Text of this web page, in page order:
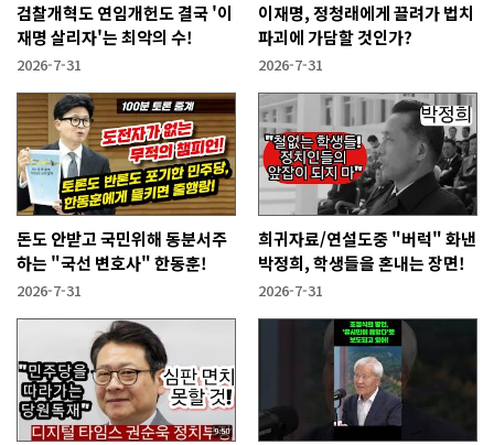
검찰개혁도 연임개헌도 결국 '이
재명 살리자'는 최악의 수!
2026-7-31
이재명, 정청래에게 끌려가 법치
파괴에 가담할 것인가?
2026-7-31
돈도 안받고 국민위해 동분서주
하는 "국선 변호사" 한동훈!
2026-7-31
희귀자료/연설도중 "버럭" 화낸
박정희, 학생들을 혼내는 장면!
2026-7-31